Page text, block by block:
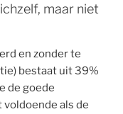
maar niet
en zonder te
bestaat uit 39%
de goede
als de